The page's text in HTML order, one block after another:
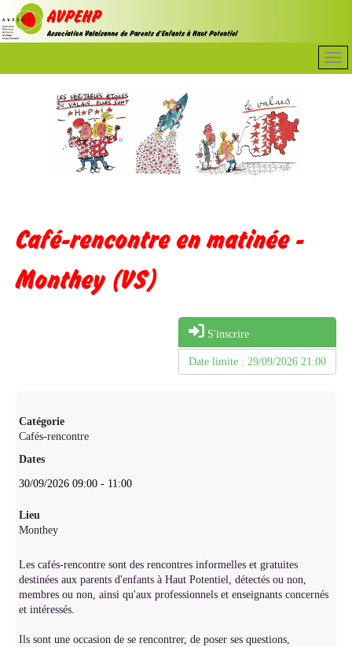
Café-rencontre en matinée -
Monthey (VS)
S'inscrire
Date limite : 29/09/2026 21:00
Catégorie
Cafés-rencontre
Dates
30/09/2026 09:00 - 11:00
Lieu
Monthey
Les cafés-rencontre sont des rencontres informelles et gratuites
destinées aux parents d'enfants à Haut Potentiel, détectés ou non,
membres ou non, ainsi qu'aux professionnels et enseignants concernés
et intéressés.
Ils sont une occasion de se rencontrer, de poser ses questions,